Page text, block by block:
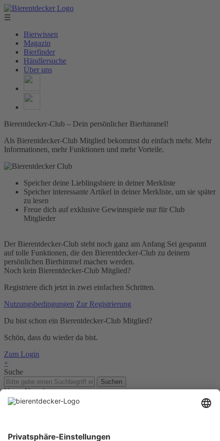
☰
Bierwissen
Magazin
Bierfinder
Händlersuche
Über uns
Bierentdecker-Club – Dein persönlicher Bierhimmel!
Als Bierentdecker-Club Mitglied bekommst du einfach mehr. Mehr
Informationen, mehr Funktionen und mehr Vorteile.
Speicher deine Lieblingsbiere in deiner Merkliste
Speicher interessante Artikel in deiner Merkliste, um sie später
zu lesen
Freue dich auf exklusive Gewinnspiele nur für Club
Mitglieder
Der Bierentdecker-Club steht noch ganz am Anfang Sei gespannt
auf tolle Funktionen, die den Bierentdecker-Club zu deinem
persönlichen Bierhimmel machen werden.
Noch kein Bierentdecker-Club Mitglied?
Registriere dich jetzt in zwei einfachen Schritten.
Nutzungsbedingungen Zur Registrierung
Du bist schon ein Bierentdecker-Club Mitglied?
Schön, dass du wieder da bist.
Zum Login
+
Suche
Suchen
Unser Newsletter
Für Bierkenner, Bierliebhaber, Bierneulinge - kurz, alle
Jetzt anmelden!